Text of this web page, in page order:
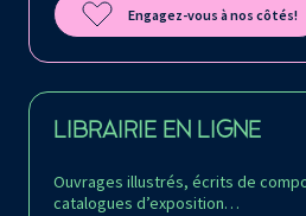
Engagez-vous à nos côtés!
LIBRAIRIE EN LIGNE
Ouvrages illustrés, écrits de
catalogues d’exposition…